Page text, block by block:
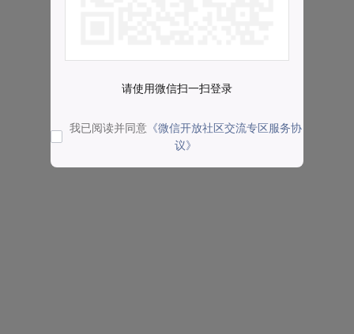
请使用微信扫一扫登录
我已阅读并同意 《微信开放社区交流专区服务协
议》